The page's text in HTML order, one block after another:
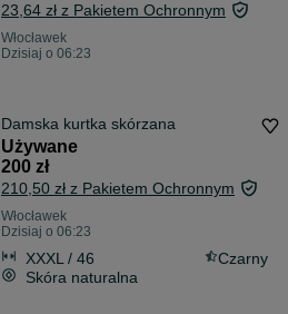
23,64 zł z Pakietem Ochronnym
Włocławek
Dzisiaj o 06:23
Damska kurtka skórzana
Używane
200 zł
210,50 zł z Pakietem Ochronnym
Włocławek
Dzisiaj o 06:23
XXXL / 46
Czarny
Skóra naturalna